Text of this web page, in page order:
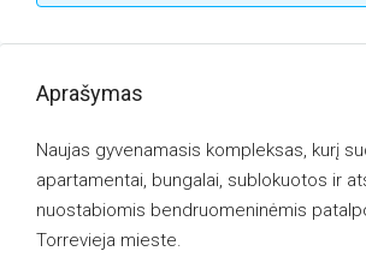
Aprašymas
Naujas gyvenamasis kompleksas, kurį
apartamentai, bungalai, sublokuotos ir
nuostabiomis bendruomeninėmis
Torrevieja mieste.